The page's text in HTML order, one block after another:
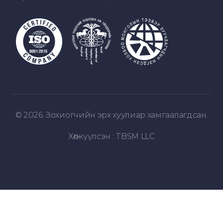
© 2026. Зохиогчийн эрх хуулиар хамгаалагдсан.
Хөгжүүлсэн : TBSM LLC